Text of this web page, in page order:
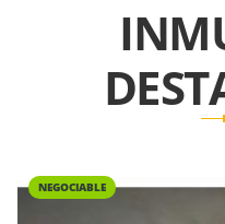
NEGOCIABLE